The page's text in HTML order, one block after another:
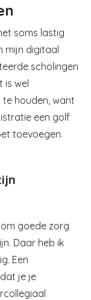
soms lastig
mijn digitaal
scholingen
is wel
houden, want
een golf
toevoegen.
goede zorg
Daar heb ik
Een
je je